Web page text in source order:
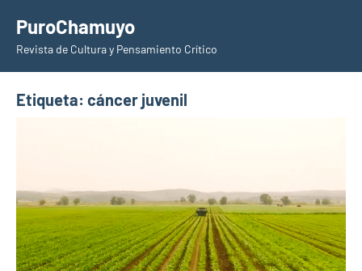
contenido
PuroChamuyo
Revista de Cultura y Pensamiento Crítico
Etiqueta: cáncer juvenil